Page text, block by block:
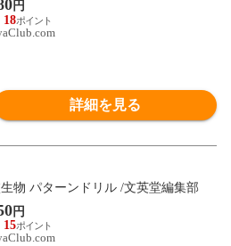
円
18
詳細を見る
物 パターンドリル /文英堂編集部
円
15